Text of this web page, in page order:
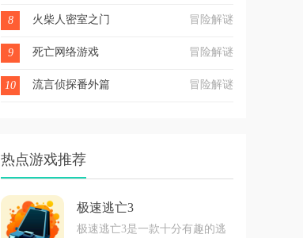
8 火柴人密室之门 冒险解谜
9 死亡网络游戏 冒险解谜
10 流言侦探番外篇 冒险解谜
热点游戏推荐
极速逃亡3
极速逃亡3是一款十分有趣的逃脱类游戏，在